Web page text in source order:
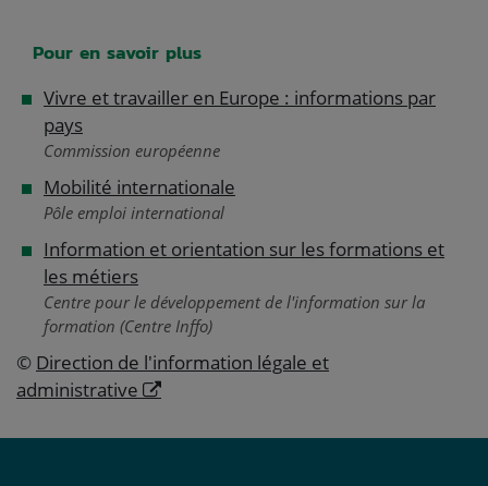
Pour en savoir plus
Vivre et travailler en Europe : informations par
pays
Commission européenne
Mobilité internationale
Pôle emploi international
Information et orientation sur les formations et
les métiers
Centre pour le développement de l'information sur la
formation (Centre Inffo)
© Direction de l'information légale et
administrative